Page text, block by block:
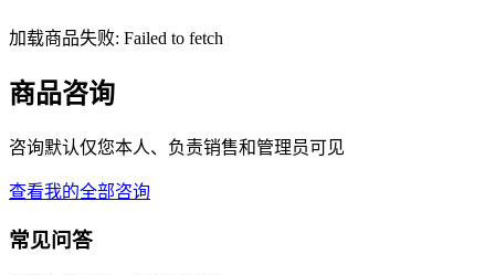
加载商品失败: Failed to fetch
商品咨询
咨询默认仅您本人、负责销售和管理员可见
查看我的全部咨询
常见问答